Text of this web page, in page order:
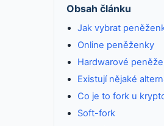
Obsah článku
Jak vybrat
Online peněženky
Hardwarové
Existují nějaké
Co je to fork u
Soft-fork